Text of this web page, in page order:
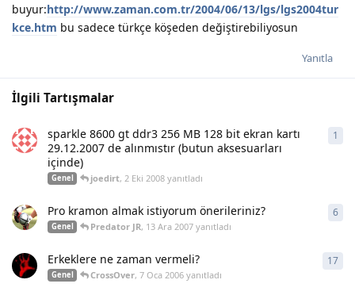
buyur:http://www.zaman.com.tr/2004/06/13/lgs/lgs2004tur
kce.htm bu sadece türkçe köşeden değiştirebiliyosun
Yanıtla
İlgili Tartışmalar
sparkle 8600 gt ddr3 256 MB 128 bit ekran kartı
29.12.2007 de alınmıstır (butun aksesuarları
içinde)
Genel joedirt,2 Eki 2008 yanıtladı
1
Pro kramon almak istiyorum önerileriniz?
Genel Predator JR, 13 Ara 2007 yanıtladı
6
Erkeklere ne zaman vermeli?
Genel CrossOver,7 Oca 2006 yanıtladı
17